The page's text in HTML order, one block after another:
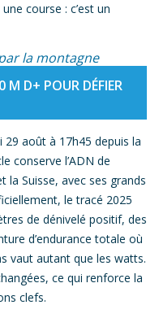
course : c’est un
la montagne
M D+ POUR DÉFIER
29 août à 17h45 depuis la
conserve l’ADN de
la Suisse, avec ses grands
le tracé 2025
de dénivelé positif, des
d’endurance totale où
vaut autant que les watts.
ce qui renforce la
clefs.